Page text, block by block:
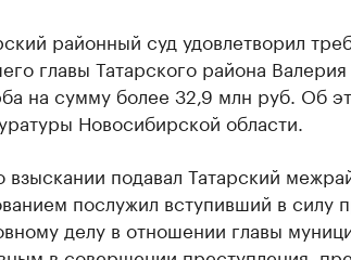
районный суд удовлетворил
главы Татарского района
на сумму более 32,9 млн руб. Об
Новосибирской области.
взыскании подавал Татарский
послужил вступивший в силу
делу в отношении главы